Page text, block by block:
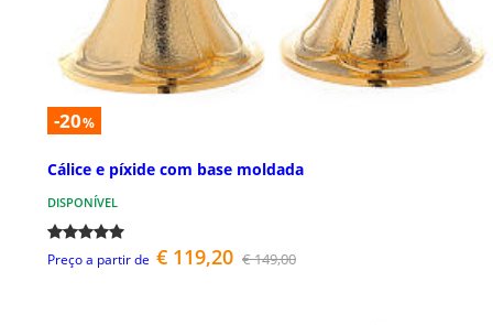
-20%
Cálice e píxide com base moldada
DISPONÍVEL
Preço a partir de € 119,20 € 149,00